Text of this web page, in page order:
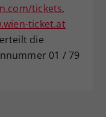
tickets,
ticket.at
die
01 / 79